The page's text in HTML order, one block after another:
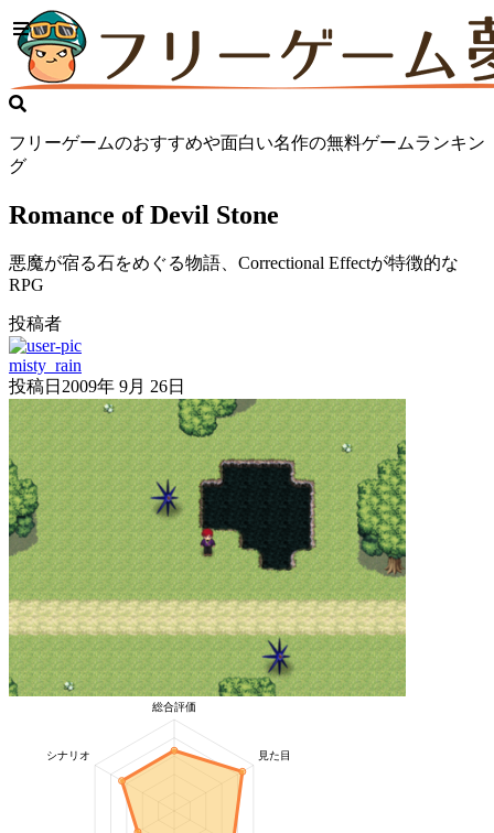
フリーゲームのおすすめや面白い名作の無料ゲームランキン
グ
Romance of Devil Stone
悪魔が宿る石をめぐる物語、Correctional Effectが特徴的な
RPG
投稿者
misty_rain
投稿日 2009年 9月 26日